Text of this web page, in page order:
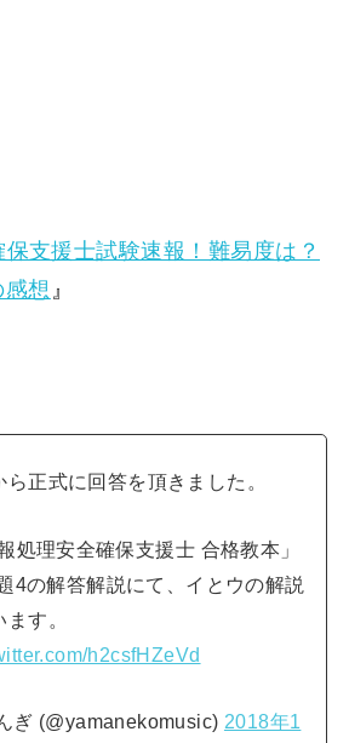
支援士試験速報！難易度は？
想 』
正式に回答を頂きました。
処理安全確保支援士 合格教本」
4の解答解説にて、イとウの解説
す。
h2csfHZeVd
ぎ (@yamanekomusic) 2018年1